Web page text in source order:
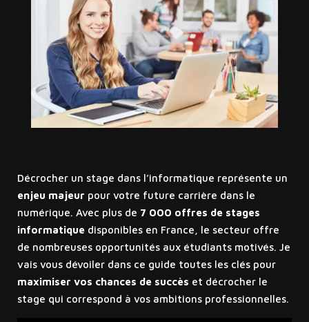
Décrocher un stage dans l’informatique représente un
enjeu majeur pour votre future carrière dans le
numérique. Avec plus de 7 000 offres de stages
informatiquedisponibles en France, le secteur offre
de nombreuses opportunités aux étudiants motivés. Je
vais vous dévoiler dans ce guide toutes les clés pour
maximiser vos chances de succès et décrocher le
stage qui correspond à vos ambitions professionnelles.